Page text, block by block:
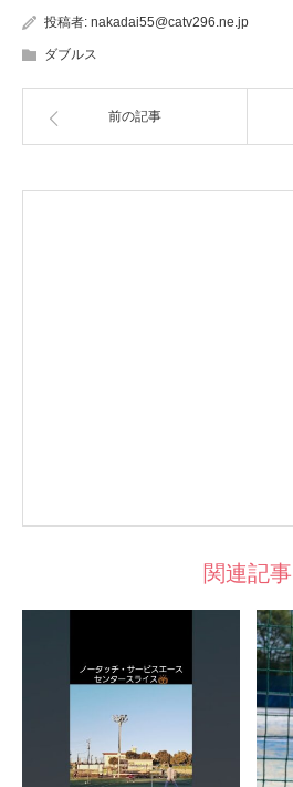
投稿者: nakadai55@catv296.ne.jp
ダブルス
前の記事
関連記事